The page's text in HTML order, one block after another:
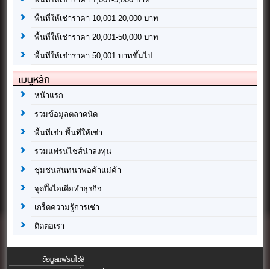
พื้นที่ให้เช่าราคา 10,001-20,000 บาท
พื้นที่ให้เช่าราคา 20,001-50,000 บาท
พื้นที่ให้เช่าราคา 50,001 บาทขึ้นไป
เมนูหลัก
หน้าแรก
รวมข้อมูลตลาดนัด
พื้นที่เช่า พื้นที่ให้เช่า
รวมแฟรนไชส์น่าลงทุน
ชุมชนสนทนาพ่อค้าแม่ค้า
จุดปิ๊งไอเดียทำธุรกิจ
เกร็ดความรู้การเช่า
ติดต่อเรา
ข้อมูลแฟรนไชส์